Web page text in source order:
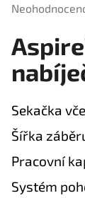
Průměrné
produktu
je
0,0
z
hvězdiček.
Sekačka
Šířka
Pracovní
Systém
HLEDAT